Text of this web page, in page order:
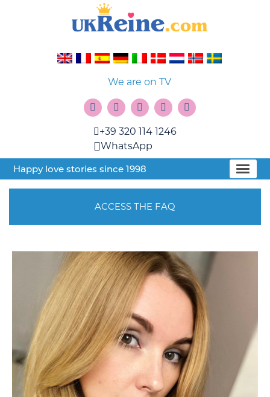
We are on TV
+39 320 114 1246
WhatsApp
Happy love stories since 1998
ACCESS THE FAQ